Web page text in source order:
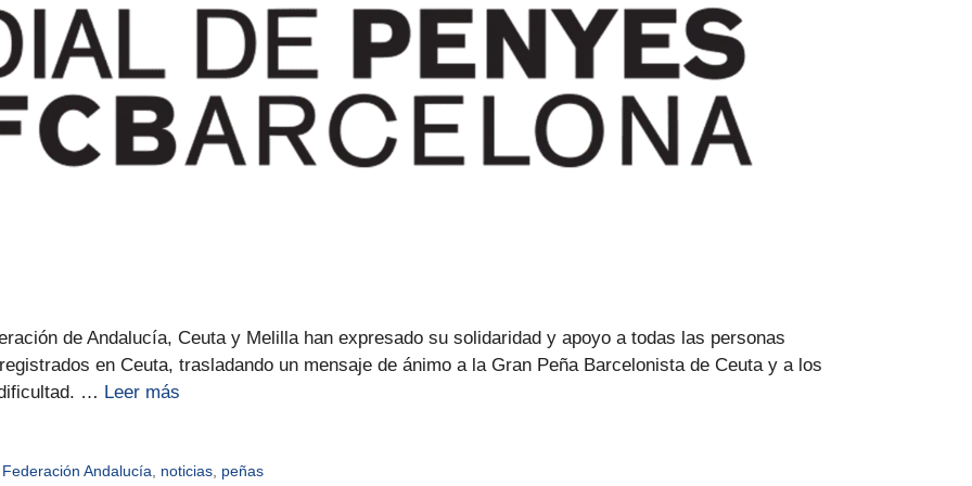
de Andalucía, Ceuta y Melilla han expresado su solidaridad y apoyo a todas las personas
en Ceuta, trasladando un mensaje de ánimo a la Gran Peña Barcelonista de Ceuta y a los
… Leer más
Federación Andalucía noticias peñas